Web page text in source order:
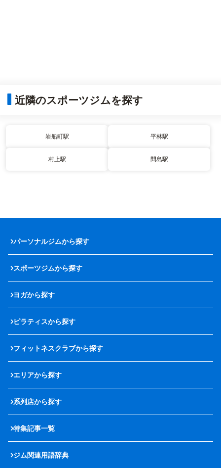
近隣のスポーツジムを探す
岩船町駅 平林駅
村上駅 間島駅
パーソナルジムから探す
スポーツジムから探す
ヨガから探す
ピラティスから探す
フィットネスクラブから探す
エリアから探す
系列店から探す
特集記事一覧
ジム関連用語辞典